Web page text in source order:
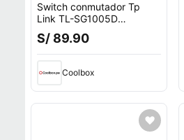
Switch conmutador Tp
Link TL-SG1005D
ethernet, 5 puertos
gigabits 10/100/1000
mbps
S/ 89.90
Coolbox